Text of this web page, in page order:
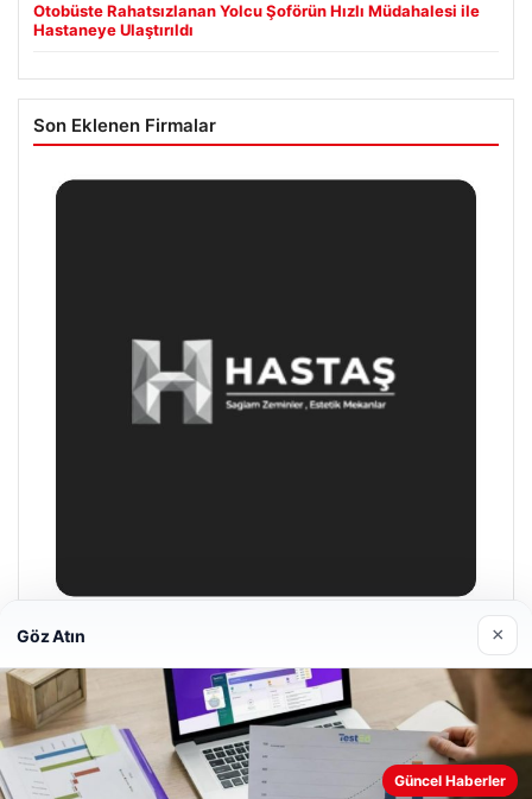
Otobüste Rahatsızlanan Yolcu Şoförün Hızlı Müdahalesi ile
Hastaneye Ulaştırıldı
Son Eklenen Firmalar
Hastaş Beton
26/05/2026
Göz Atın ×
Güncel Haberler